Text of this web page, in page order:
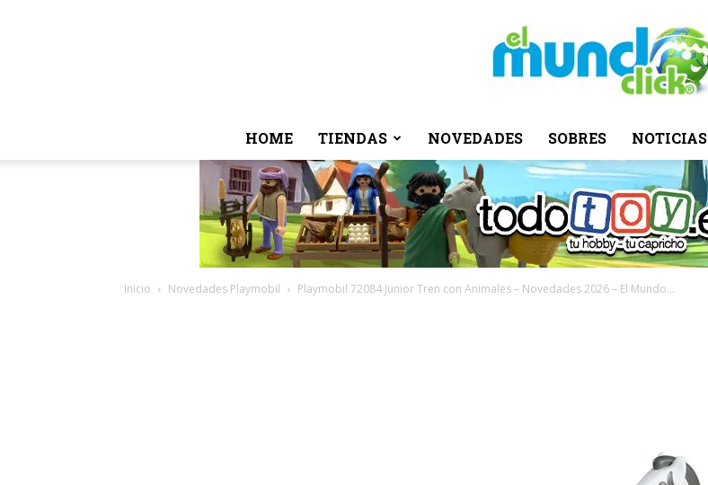
El
HOME TIENDAS NOVEDADES SOBRES NOTICIAS
Inicio Novedades Playmobil Playmobil 72084 Junior Tren con Animales – Novedades 2026 – El Mundo...